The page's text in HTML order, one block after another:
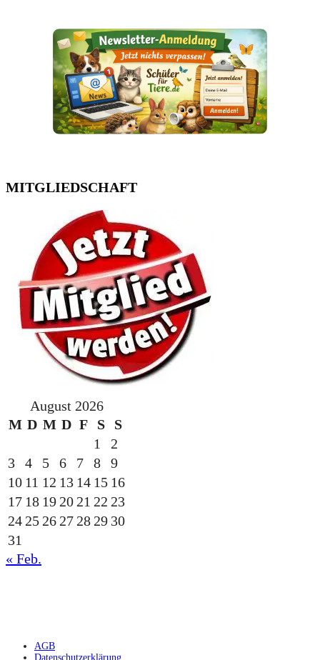
MITGLIEDSCHAFT
August 2026
M D M D F S
S
1
2
3
4 5 6 7 8
9
10 11 12 13 14 15 16
17 18 19 20 21 22 23
24 25 26 27 28 29 30
31
« Feb.
AGB
Datenschutzerklärung